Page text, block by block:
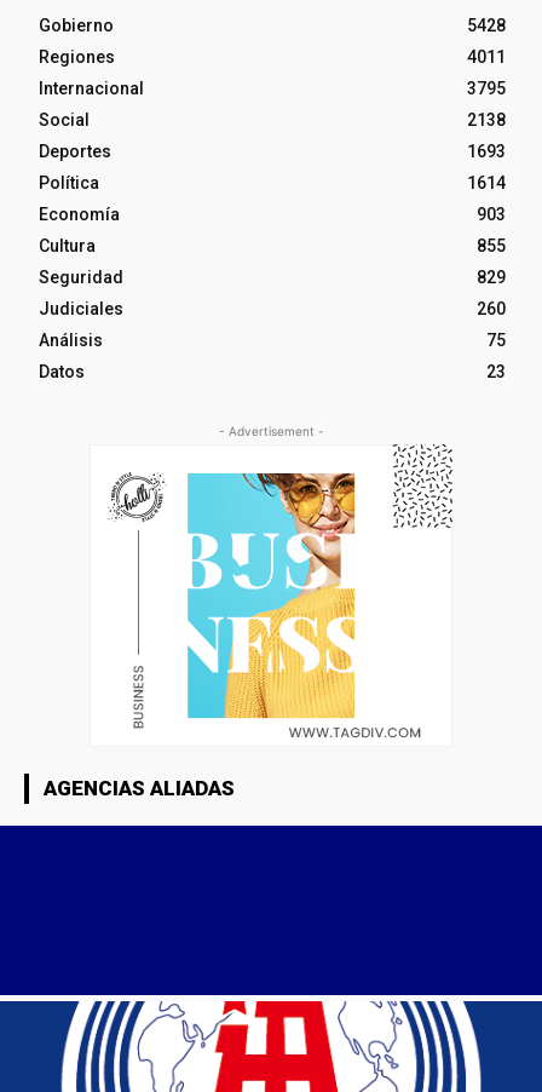
Gobierno
5428
Regiones
4011
Internacional
3795
Social
2138
Deportes
1693
Política
1614
Economía
903
Cultura
855
Seguridad
829
Judiciales
260
Análisis
75
Datos
23
- Advertisement -
AGENCIAS ALIADAS